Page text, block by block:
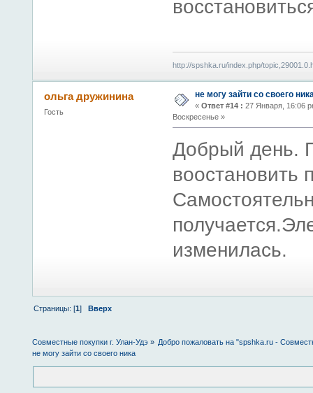
http://spshka.ru/index.php/
ольга дружинина
Гость
не могу зайти со своего
« Ответ #14 : 27 Января, 16:06
Воскресенье »
Добрый день.
воостановить
изменилась.
Страницы: [1]Вверх
Совместные покупки г. Улан-Удэ » Добро пожаловать на "spshka.ru -
не могу зайти со своего ника